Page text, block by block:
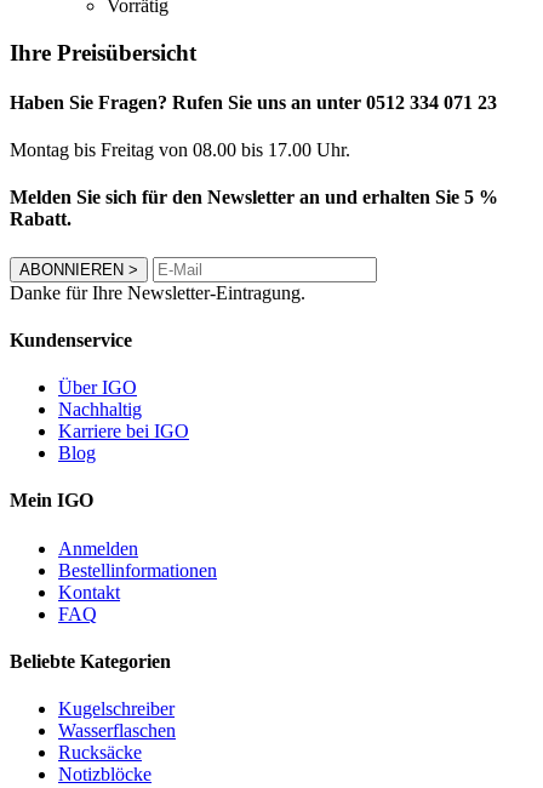
Vorrätig
Ihre Preisübersicht
Haben Sie Fragen? Rufen Sie uns an unter 0512 334 071 23
Montag bis Freitag von 08.00 bis 17.00 Uhr.
Melden Sie sich für den Newsletter an und erhalten Sie 5 %
Rabatt.
ABONNIEREN >
Danke für Ihre Newsletter-Eintragung.
Kundenservice
Über IGO
Nachhaltig
Karriere bei IGO
Blog
Mein IGO
Anmelden
Bestellinformationen
Kontakt
FAQ
Beliebte Kategorien
Kugelschreiber
Wasserflaschen
Rucksäcke
Notizblöcke